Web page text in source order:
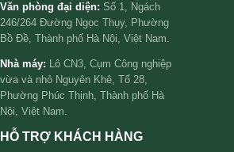
Văn phòng đại diện: Số 1, Ngách
246/264 Đường Ngọc Thụy, Phường
Bồ Đề, Thành phố Hà Nội, Việt Nam.
Nhà máy: Lô CN3, Cụm Công nghiệp
vừa và nhỏ Nguyên Khê, Tổ 28,
Phường Phúc Thịnh, Thành phố Hà
Nội, Việt Nam.
HỖ TRỢ KHÁCH HÀNG